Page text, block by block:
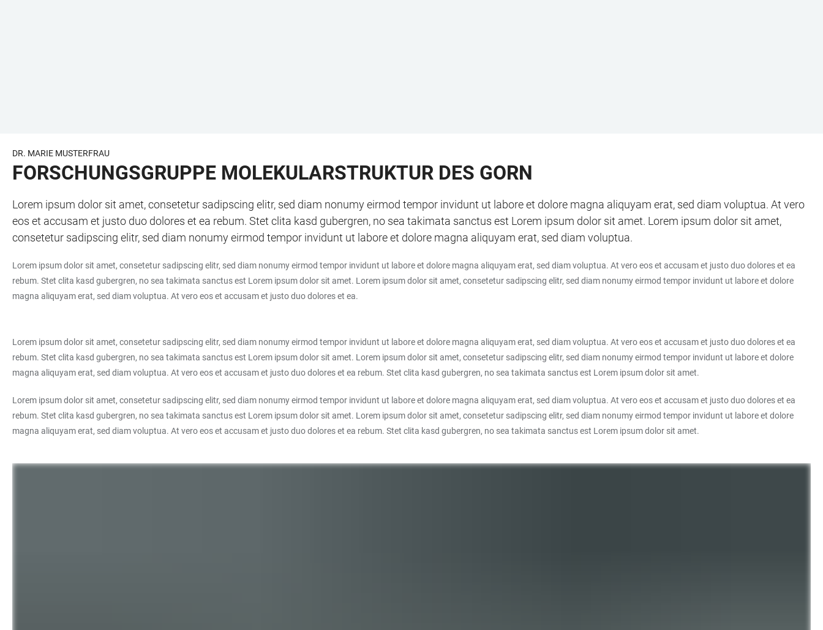
DR. MARIE MUSTERFRAU
FORSCHUNGSGRUPPE MOLEKULARSTRUKTUR DES GORN
Lorem ipsum dolor sit amet, consetetur sadipscing elitr, sed diam nonumy eirmod tempor invidunt ut labore et dolore magna aliquyam erat, sed diam voluptua. At vero
eos et accusam et justo duo dolores et ea rebum. Stet clita kasd gubergren, no sea takimata sanctus est Lorem ipsum dolor sit amet. Lorem ipsum dolor sit amet,
consetetur sadipscing elitr, sed diam nonumy eirmod tempor invidunt ut labore et dolore magna aliquyam erat, sed diam voluptua.
Lorem ipsum dolor sit amet, consetetur sadipscing elitr, sed diam nonumy eirmod tempor invidunt ut labore et dolore magna aliquyam erat, sed diam voluptua. At vero eos et accusam et justo duo dolores et ea
rebum. Stet clita kasd gubergren, no sea takimata sanctus est Lorem ipsum dolor sit amet. Lorem ipsum dolor sit amet, consetetur sadipscing elitr, sed diam nonumy eirmod tempor invidunt ut labore et dolore
magna aliquyam erat, sed diam voluptua. At vero eos et accusam et justo duo dolores et ea.
Lorem ipsum dolor sit amet, consetetur sadipscing elitr, sed diam nonumy eirmod tempor invidunt ut labore et dolore magna aliquyam erat, sed diam voluptua. At vero eos et accusam et justo duo dolores et ea
rebum. Stet clita kasd gubergren, no sea takimata sanctus est Lorem ipsum dolor sit amet. Lorem ipsum dolor sit amet, consetetur sadipscing elitr, sed diam nonumy eirmod tempor invidunt ut labore et dolore
magna aliquyam erat, sed diam voluptua. At vero eos et accusam et justo duo dolores et ea rebum. Stet clita kasd gubergren, no sea takimata sanctus est Lorem ipsum dolor sit amet.
Lorem ipsum dolor sit amet, consetetur sadipscing elitr, sed diam nonumy eirmod tempor invidunt ut labore et dolore magna aliquyam erat, sed diam voluptua. At vero eos et accusam et justo duo dolores et ea
rebum. Stet clita kasd gubergren, no sea takimata sanctus est Lorem ipsum dolor sit amet. Lorem ipsum dolor sit amet, consetetur sadipscing elitr, sed diam nonumy eirmod tempor invidunt ut labore et dolore
magna aliquyam erat, sed diam voluptua. At vero eos et accusam et justo duo dolores et ea rebum. Stet clita kasd gubergren, no sea takimata sanctus est Lorem ipsum dolor sit amet.